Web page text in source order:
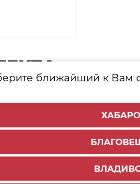
ближайший к Вам
левый (100)